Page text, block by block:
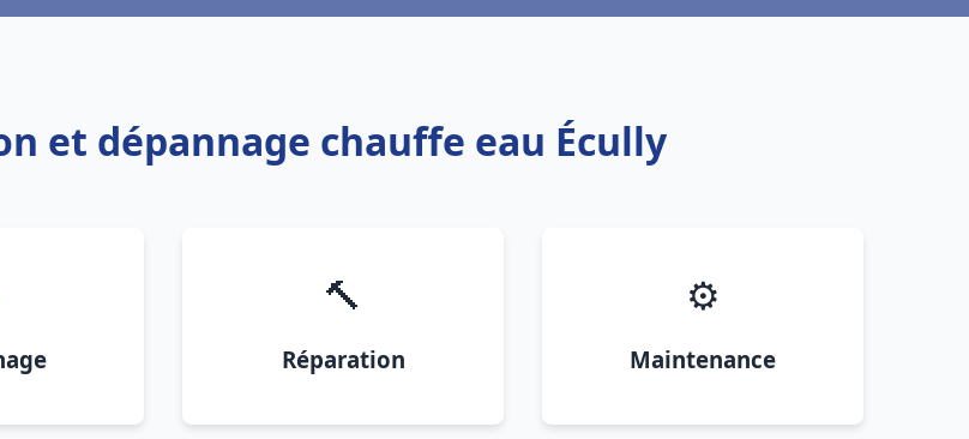
et dépannage chauffe eau Écully
🔨
Réparation
⚙️
Maintenance